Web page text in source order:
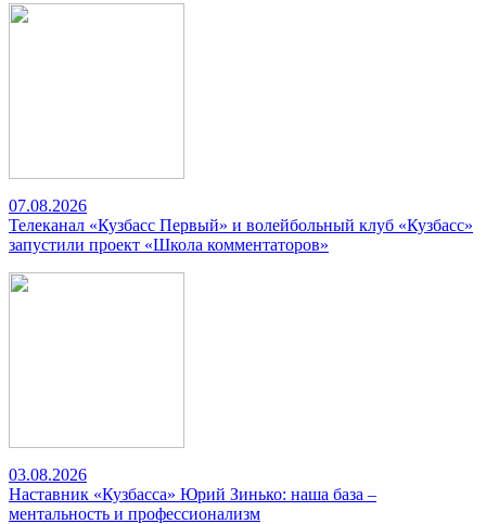
07.08.2026
Телеканал «Кузбасс Первый» и волейбольный клуб «Кузбасс»
запустили проект «Школа комментаторов»
03.08.2026
Наставник «Кузбасса» Юрий Зинько: наша база –
ментальность и профессионализм